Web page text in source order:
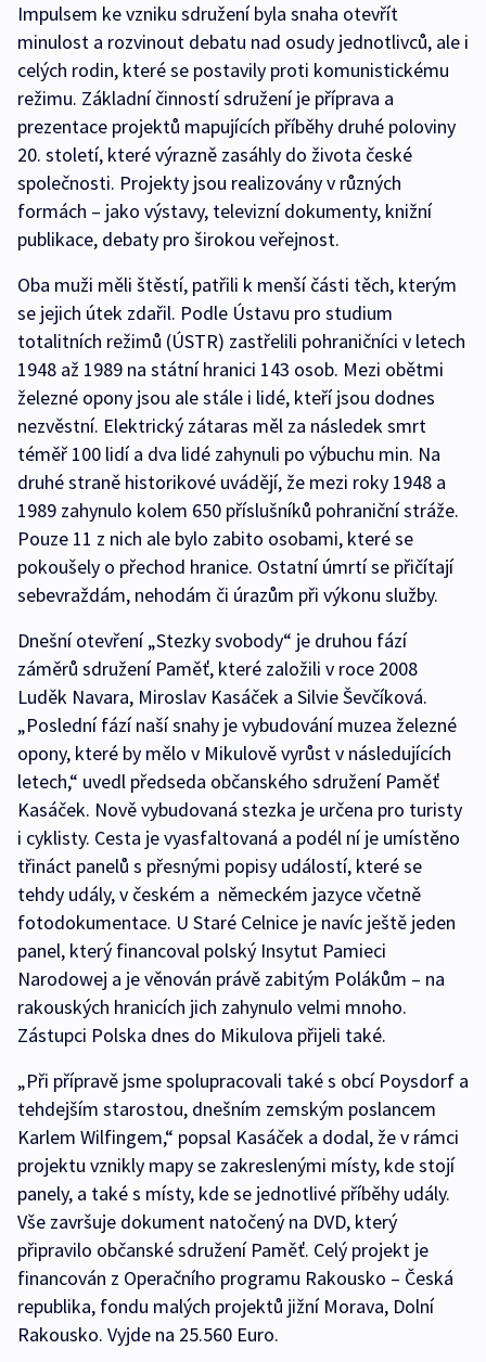
Impulsem ke vzniku sdružení byla snaha otevřít
minulost a rozvinout debatu nad osudy jednotlivců, ale i
celých rodin, které se postavily proti komunistickému
režimu. Základní činností sdružení je příprava a
prezentace projektů mapujících příběhy druhé poloviny
20. století, které výrazně zasáhly do života české
společnosti. Projekty jsou realizovány v různých
formách – jako výstavy, televizní dokumenty, knižní
publikace, debaty pro širokou veřejnost.
Oba muži měli štěstí, patřili k menší části těch, kterým
se jejich útek zdařil. Podle Ústavu pro studium
totalitních režimů (ÚSTR) zastřelili pohraničníci v letech
1948 až 1989 na státní hranici 143 osob. Mezi obětmi
železné opony jsou ale stále i lidé, kteří jsou dodnes
nezvěstní. Elektrický zátaras měl za následek smrt
téměř 100 lidí a dva lidé zahynuli po výbuchu min. Na
druhé straně historikové uvádějí, že mezi roky 1948 a
1989 zahynulo kolem 650 příslušníků pohraniční stráže.
Pouze 11 z nich ale bylo zabito osobami, které se
pokoušely o přechod hranice. Ostatní úmrtí se přičítají
sebevraždám, nehodám či úrazům při výkonu služby.
Dnešní otevření „Stezky svobody“ je druhou fází
záměrů sdružení Paměť, které založili v roce 2008
Luděk Navara, Miroslav Kasáček a Silvie Ševčíková.
„Poslední fází naší snahy je vybudování muzea železné
opony, které by mělo v Mikulově vyrůst v následujících
letech,“ uvedl předseda občanského sdružení Paměť
Kasáček. Nově vybudovaná stezka je určena pro turisty
i cyklisty. Cesta je vyasfaltovaná a podél ní je umístěno
třináct panelů s přesnými popisy událostí, které se
tehdy udály, v českém a německém jazyce včetně
fotodokumentace. U Staré Celnice je navíc ještě jeden
panel, který financoval polský Insytut Pamieci
Narodowej a je věnován právě zabitým Polákům – na
rakouských hranicích jich zahynulo velmi mnoho.
Zástupci Polska dnes do Mikulova přijeli také.
„Při přípravě jsme spolupracovali také s obcí Poysdorf a
tehdejším starostou, dnešním zemským poslancem
Karlem Wilfingem,“ popsal Kasáček a dodal, že v rámci
projektu vznikly mapy se zakreslenými místy, kde stojí
panely, a také s místy, kde se jednotlivé příběhy udály.
Vše završuje dokument natočený na DVD, který
připravilo občanské sdružení Paměť. Celý projekt je
financován z Operačního programu Rakousko – Česká
republika, fondu malých projektů jižní Morava, Dolní
Rakousko. Vyjde na 25.560 Euro.